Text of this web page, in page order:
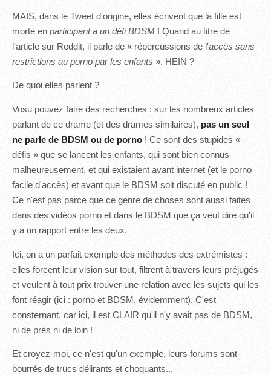
MAIS, dans le Tweet d'origine, elles écrivent que la fille est
morte en participant à un défi BDSM ! Quand au titre de
l'article sur Reddit, il parle de « répercussions de l'accès sans
restrictions au porno par les enfants ». HEIN ?
De quoi elles parlent ?
Vosu pouvez faire des recherches : sur les nombreux articles
parlant de ce drame (et des drames similaires), pas un seul
ne parle de BDSM ou de porno ! Ce sont des stupides «
défis » que se lancent les enfants, qui sont bien connus
malheureusement, et qui existaient avant internet (et le porno
facile d'accès) et avant que le BDSM soit discuté en public !
Ce n'est pas parce que ce genre de choses sont aussi faites
dans des vidéos porno et dans le BDSM que ça veut dire qu'il
y a un rapport entre les deux.
Ici, on a un parfait exemple des méthodes des extrémistes :
elles forcent leur vision sur tout, filtrent à travers leurs préjugés
et veulent à tout prix trouver une relation avec les sujets qui les
font réagir (ici : porno et BDSM, évidemment). C'est
consternant, car ici, il est CLAIR qu'il n'y avait pas de BDSM,
ni de près ni de loin !
Et croyez-moi, ce n'est qu'un exemple, leurs forums sont
bourrés de trucs délirants et choquants...